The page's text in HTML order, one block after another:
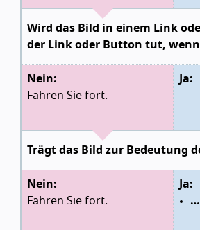
Wird das Bild in einem Link
der Link oder Button tut,
Ja:
Nein:
Fahren Sie fort.
Trägt das Bild zur Bedeutung
Ja:
…
Nein:
Fahren Sie fort.